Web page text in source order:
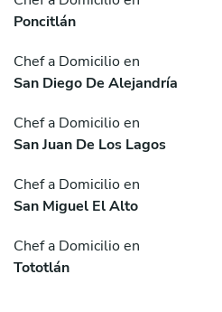
Poncitlán
Chef a Domicilio en
San Diego De Alejandría
Chef a Domicilio en
San Juan De Los Lagos
Chef a Domicilio en
San Miguel El Alto
Chef a Domicilio en
Tototlán